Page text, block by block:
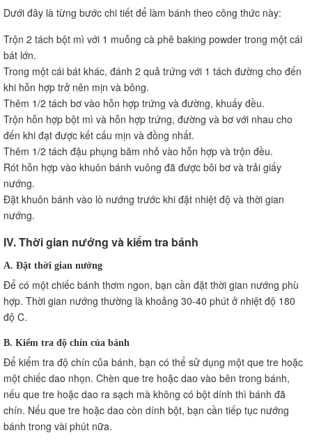
Dưới đây là từng bước chi tiết để làm bánh theo công thức này:
Trộn 2 tách bột mì với 1 muỗng cà phê baking powder trong một cái
bát lớn.
Trong một cái bát khác, đánh 2 quả trứng với 1 tách đường cho đến
khi hỗn hợp trở nên mịn và bông.
Thêm 1/2 tách bơ vào hỗn hợp trứng và đường, khuấy đều.
Trộn hỗn hợp bột mì và hỗn hợp trứng, đường và bơ với nhau cho
đến khi đạt được kết cấu mịn và đồng nhất.
Thêm 1/2 tách đậu phụng băm nhỏ vào hỗn hợp và trộn đều.
Rót hỗn hợp vào khuôn bánh vuông đã được bôi bơ và trải giấy
nướng.
Đặt khuôn bánh vào lò nướng trước khi đặt nhiệt độ và thời gian
nướng.
IV. Thời gian nướng và kiểm tra bánh
A. Đặt thời gian nướng
Để có một chiếc bánh thơm ngon, bạn cần đặt thời gian nướng phù
hợp. Thời gian nướng thường là khoảng 30-40 phút ở nhiệt độ 180
độ C.
B. Kiểm tra độ chín của bánh
Để kiểm tra độ chín của bánh, bạn có thể sử dụng một que tre hoặc
một chiếc dao nhọn. Chèn que tre hoặc dao vào bên trong bánh,
nếu que tre hoặc dao ra sạch mà không có bột dính thì bánh đã
chín. Nếu que tre hoặc dao còn dính bột, bạn cần tiếp tục nướng
bánh trong vài phút nữa.